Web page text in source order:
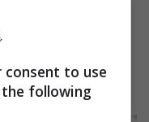
un impasto
Avvolgete
in frigo.
to use
following